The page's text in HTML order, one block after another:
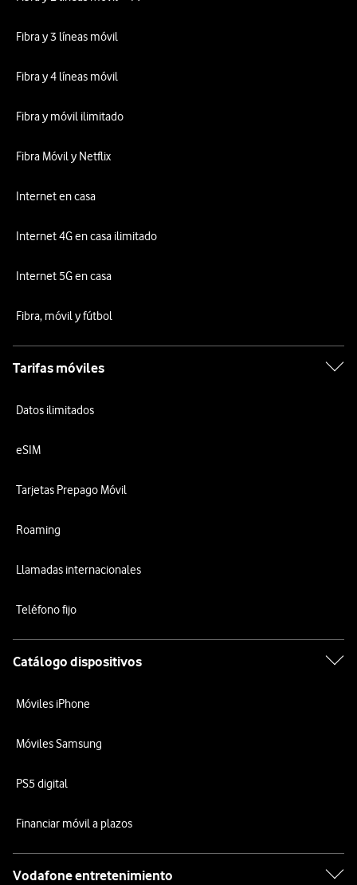
Fibra y 3 líneas móvil
Fibra y 4 líneas móvil
Fibra y móvil ilimitado
Fibra Móvil y Netflix
Internet en casa
Internet 4G en casa ilimitado
Internet 5G en casa
Fibra, móvil y fútbol
Tarifas móviles
Datos ilimitados
eSIM
Tarjetas Prepago Móvil
Roaming
Llamadas internacionales
Teléfono fijo
Catálogo dispositivos
Móviles iPhone
Móviles Samsung
PS5 digital
Financiar móvil a plazos
Vodafone entretenimiento